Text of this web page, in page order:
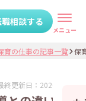
相談する
メニュー
育の仕事の記事一覧 保
終更新日： 2026.07.07